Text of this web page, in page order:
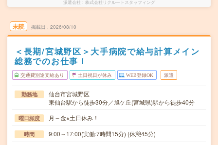
派遣会社 株式会社リクルートスタッフィング
未読 掲載日 2026/08/10
＜長期/宮城野区＞大手病院で給与計算メイン
総務でのお仕事！
交通費別途支給あり 土日祝日が休み WEB登録OK 派遣
勤務地
仙台市宮城野区
東仙台駅から徒歩30分／旭ケ丘(宮城県)駅から徒歩40分
曜日頻度 月～金※土日休み！
時間 9:00～17:00(実働:7時間15分) (休憩45分)